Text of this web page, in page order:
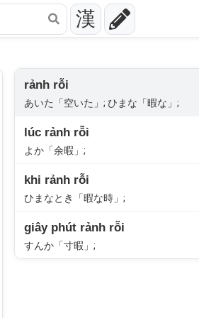
漢
rảnh rỗi
あいた「空いた」; ひまな「暇な」;
lúc rảnh rỗi
よか「余暇」;
khi rảnh rỗi
ひまなとき「暇な時」;
giây phút rảnh rỗi
すんか「寸暇」;